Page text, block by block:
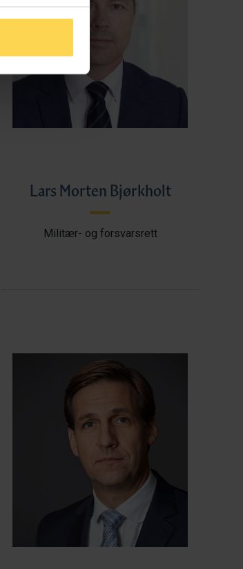
Lars Morten Bjørkholt
Militær- og forsvarsrett